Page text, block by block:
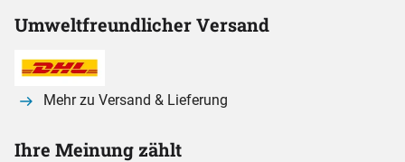
Umweltfreundlicher Versand
Mehr zu Versand & Lieferung
Ihre Meinung zählt